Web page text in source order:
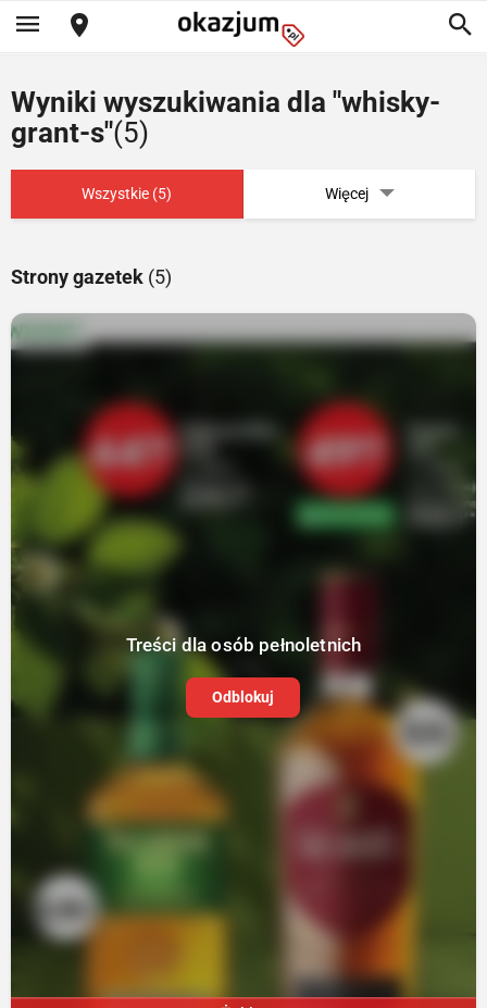
Wyniki wyszukiwania dla "whisky-
grant-s"(5)
Wszystkie (5) Więcej
Strony gazetek (5)
Treści dla osób pełnoletnich
Odblokuj